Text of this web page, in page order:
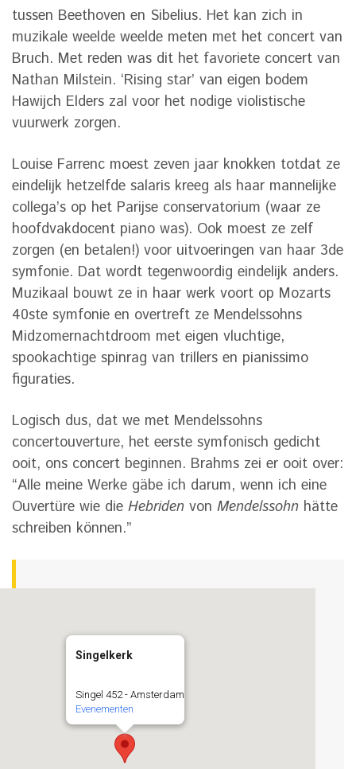
tussen Beethoven en Sibelius. Het kan zich in
muzikale weelde weelde meten met het concert van
Bruch. Met reden was dit het favoriete concert van
Nathan Milstein. ‘Rising star’ van eigen bodem
Hawijch Elders zal voor het nodige violistische
vuurwerk zorgen.
Louise Farrenc moest zeven jaar knokken totdat ze
eindelijk hetzelfde salaris kreeg als haar mannelijke
collega’s op het Parijse conservatorium (waar ze
hoofdvakdocent piano was). Ook moest ze zelf
zorgen (en betalen!) voor uitvoeringen van haar 3de
symfonie. Dat wordt tegenwoordig eindelijk anders.
Muzikaal bouwt ze in haar werk voort op Mozarts
40ste symfonie en overtreft ze Mendelssohns
Midzomernachtdroom met eigen vluchtige,
spookachtige spinrag van trillers en pianissimo
figuraties.
Logisch dus, dat we met Mendelssohns
concertouverture, het eerste symfonisch gedicht
ooit, ons concert beginnen. Brahms zei er ooit over:
“Alle meine Werke gäbe ich darum, wenn ich eine
Ouvertüre wie die Hebriden von Mendelssohn hätte
schreiben können.”
Singelkerk
Singel 452 - Amsterdam
Evenementen